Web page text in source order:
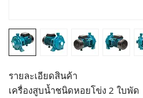
รายละเอียดสินค้า
เครื่องสูบน้ำชนิดหอยโข่ง 2 ใบพัด